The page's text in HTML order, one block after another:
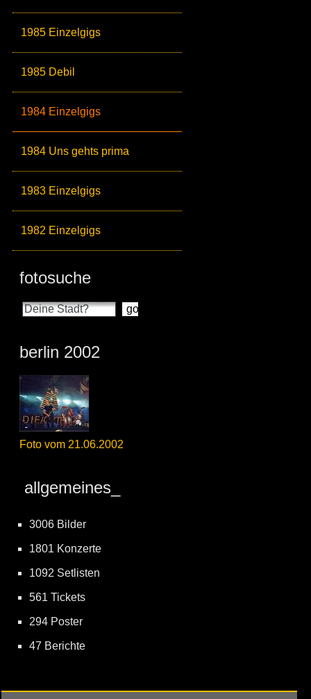
1985 Einzelgigs
1985 Debil
1984 Einzelgigs
1984 Uns gehts prima
1983 Einzelgigs
1982 Einzelgigs
fotosuche
berlin 2002
Foto vom 21.06.2002
allgemeines_
3006 Bilder
1801 Konzerte
1092 Setlisten
561 Tickets
294 Poster
47 Berichte